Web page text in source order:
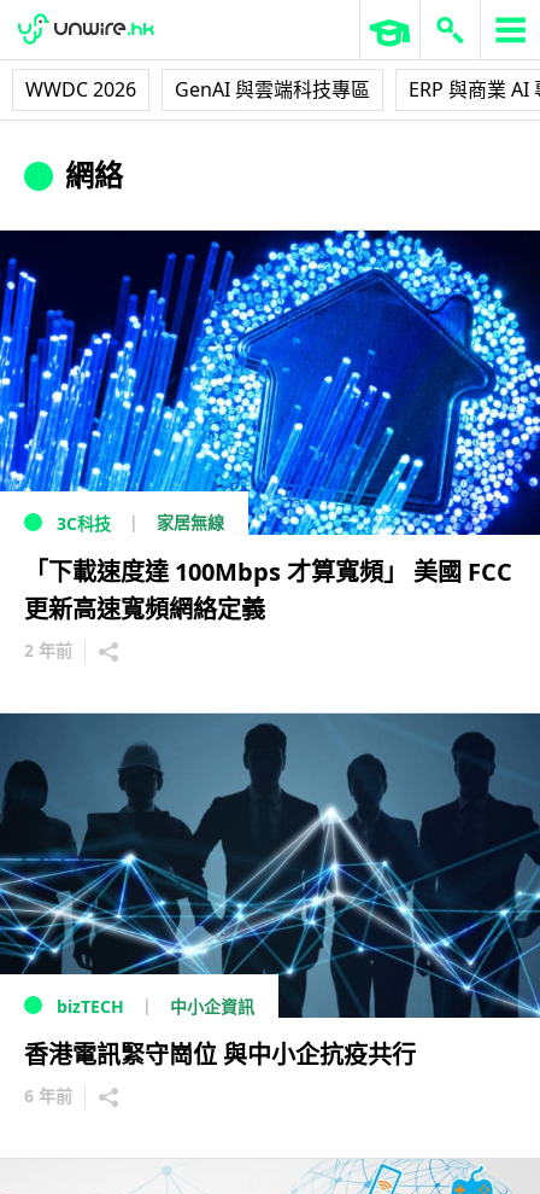
WWDC 2026 GenAI 與雲端科技專區 ERP 與商業 AI
網絡
3C科技 家居無線
「下載速度達 100Mbps 才算寬頻」 美國 FCC
更新高速寬頻網絡定義
2 年前
bizTECH 中小企資訊
香港電訊緊守崗位 與中小企抗疫共行
6 年前